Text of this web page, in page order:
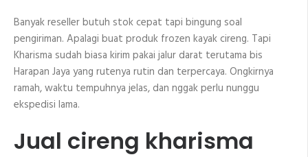
Banyak reseller butuh stok cepat tapi bingung soal
pengiriman. Apalagi buat produk frozen kayak cireng. Tapi
Kharisma sudah biasa kirim pakai jalur darat terutama bis
Harapan Jaya yang rutenya rutin dan terpercaya. Ongkirnya
ramah, waktu tempuhnya jelas, dan nggak perlu nunggu
ekspedisi lama.
Jual cireng kharisma